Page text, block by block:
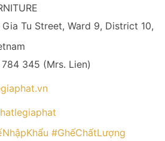
Tu Street, Ward 9, District 10,
345 (Mrs. Lien)
#GhếChấtLượng